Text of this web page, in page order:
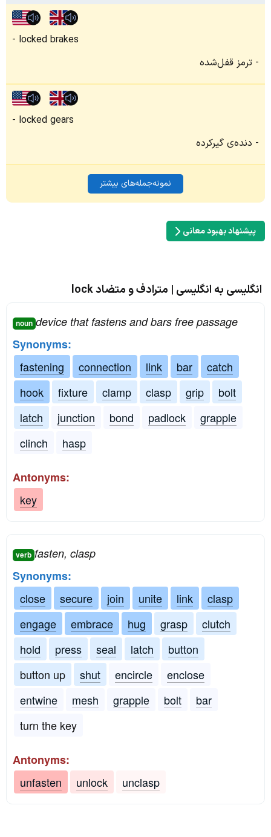
locked brakes
ترمز قفل‌شده
locked gears
دنده‌ی گیر‌کرده
نمونه‌جمله‌های بیشتر
پیشنهاد بهبود معانی
انگلیسی به انگلیسی | مترادف و متضاد lock
noun device that fastens and bars free passage
Synonyms:
fastening
connection link bar
catch
hook
fixture clamp clasp grip
bolt
latch
junction bond padlock
grapple
clinch
hasp
Antonyms:
key
verb fasten, clasp
Synonyms:
close
secure join unite link
clasp
engage
embrace hug grasp
clutch
hold
press seal latch
button
button up
shut encircle
enclose
entwine
mesh grapple bolt
bar
turn the key
Antonyms:
unfasten
unlock unclasp